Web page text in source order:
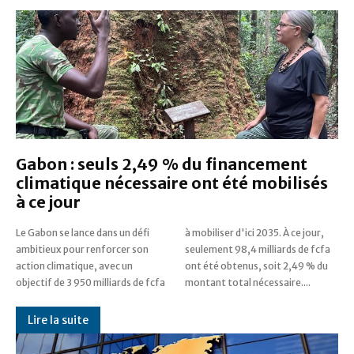
Gabon : seuls 2,49 % du financement
climatique nécessaire ont été mobilisés
à ce jour
Le Gabon se lance dans un défi
ambitieux pour renforcer son
action climatique, avec un
objectif de 3 950 milliards de fcfa
à mobiliser d'ici 2035. À ce jour,
seulement 98,4 milliards de fcfa
ont été obtenus, soit 2,49 % du
montant total nécessaire....
Lire la suite